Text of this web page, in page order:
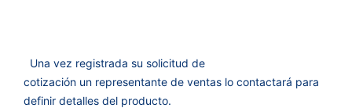
Una vez registrada su solicitud de
cotización un representante de ventas lo contactará para
definir detalles del producto.